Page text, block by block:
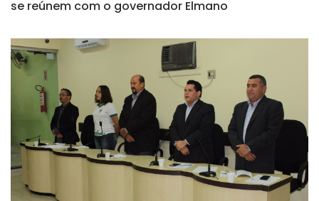
se reúnem com o governador Elmano